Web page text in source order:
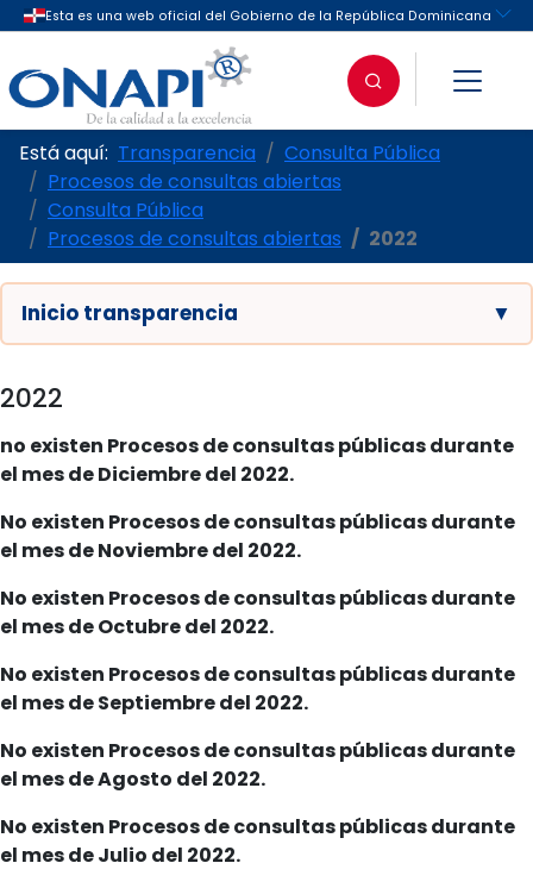
Está aquí: Transparencia
Consulta Pública
Procesos de consultas abiertas
Consulta Pública
Procesos de consultas abiertas
2022
Inicio transparencia ▼
2022
no existen Procesos de consultas públicas durante
el mes de Diciembre del 2022.
No existen Procesos de consultas públicas durante
el mes de Noviembre del 2022.
No existen Procesos de consultas públicas durante
el mes de Octubre del 2022.
No existen Procesos de consultas públicas durante
el mes de Septiembre del 2022.
No existen Procesos de consultas públicas durante
el mes de Agosto del 2022.
No existen Procesos de consultas públicas durante
el mes de Julio del 2022.